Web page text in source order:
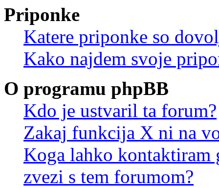
Priponke
Katere priponke so
Kako najdem svoje
O programu phpBB
Kdo je ustvaril ta forum?
Zakaj funkcija X ni na
Koga lahko kontaktiram
zvezi s tem forumom?